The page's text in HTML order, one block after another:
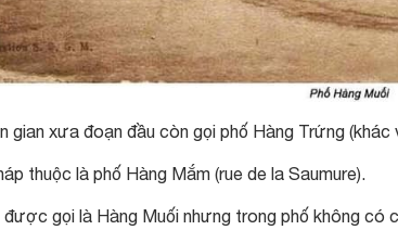
gian xưa đoạn đầu còn gọi phố Hàng Trứng
thuộc là phố Hàng Mắm (rue de la Saumure).
được gọi là Hàng Muối nhưng trong phố không có